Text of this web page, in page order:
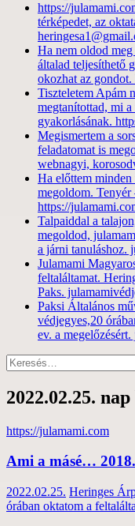
https://
térképedet, az
Ha nem oldod meg
általad teljesíthető
okozhat az
Tiszteletem Apám
megtanítottad, mi
gyakorlásának.
Megismertem a
feladatomat is
webnagyi,
Ha előttem minden
megoldom. Tenyér
https://
Talpaiddal a
megoldod,
a járni tanuláshoz.
Julamami
feltaláltamat.
Paks.
Paksi Általános
védjegyes,20
ev. a
Keresés:
2022.02.25.
https://julamami.com
Ami a másé…
2022.02.25. Heringes
órában oktatom a